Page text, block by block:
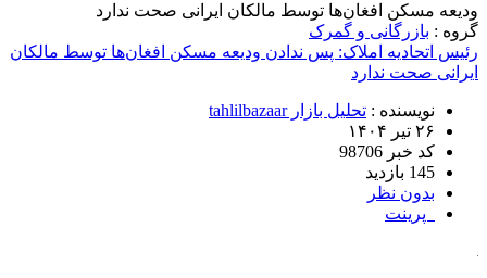
ودیعه مسکن افغان‌ها توسط مالکان ایرانی صحت ندارد
گروه : بازرگانی و گمرک
رئیس اتحادیه املاک: پس ندادن ودیعه مسکن افغان‌ها توسط مالکان
ایرانی صحت ندارد
نویسنده : تحلیل بازار tahlilbazaar
۲۶ تیر ۱۴۰۴
کد خبر 98706
145 بازدید
بدون نظر
پرینت